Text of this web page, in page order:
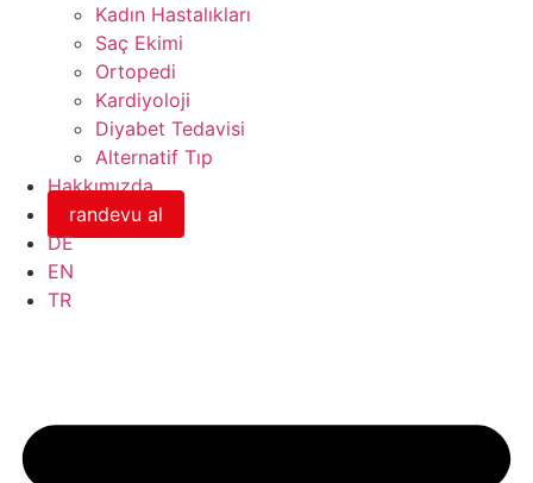
Kadın Hastalıkları
Saç Ekimi
Ortopedi
Kardiyoloji
Diyabet Tedavisi
Alternatif Tıp
Hakkımızda
randevu al
DE
EN
TR